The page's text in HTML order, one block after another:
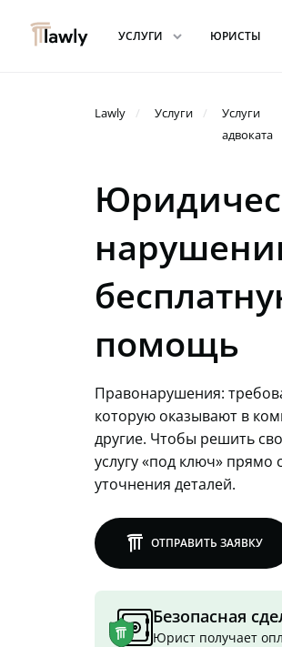
УСЛУГИ arrowdown ЮРИСТЫ
Lawly Услуги
Услуги
адвоката
помощь
Правонарушения:
которую оказывают в
другие. Чтобы решить
услугу «под ключ» прямо
уточнения деталей.
lawly ОТПРАВИТЬ ЗАЯВКУ
Безопасная
Юрист получает